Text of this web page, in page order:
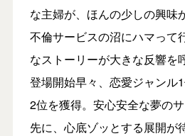
な主婦が、ほんの少しの興味
不倫サービスの沼にハマって
なストーリーが大きな反響を
登場開始早々、恋愛ジャンル
2位を獲得。安心安全な夢の
先に、心底ゾッとする展開が